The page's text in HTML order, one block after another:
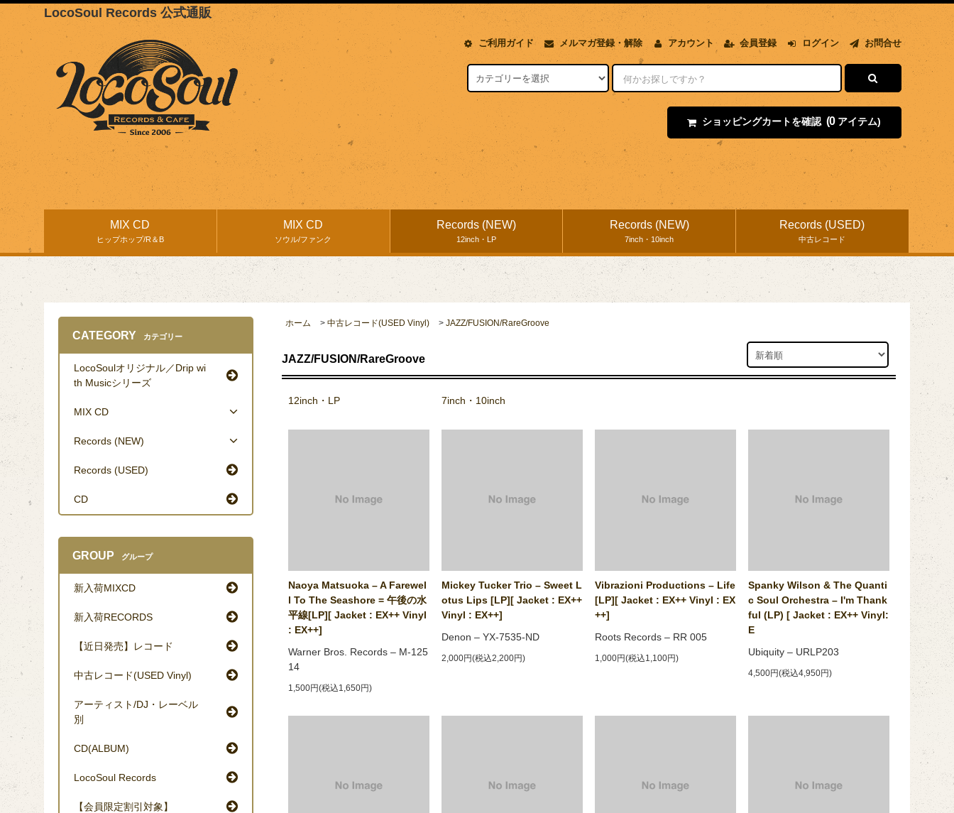
LocoSoul Records 公式通販
ご利用ガイド メルマガ登録・解除 アカウント 会員登録 ログイン お問合せ
ショッピングカートを確認 (0 アイテム)
MIX CD
ヒップホップ/R＆B
MIX CD
ソウル/ファンク
Records (NEW)
12inch・LP
Records (NEW)
7inch・10inch
Records (USED)
中古レコード
ホーム > 中古レコード(USED Vinyl) > JAZZ/FUSION/RareGroove
JAZZ/FUSION/RareGroove
12inch・LP 7inch・10inch
Naoya Matsuoka ‎– A Farewel
l To The Seashore = 午後の水
平線[LP][ Jacket : EX++ Vinyl
: EX++]
Warner Bros. Records ‎– M-125
14
1,500円(税込1,650円)
Mickey Tucker Trio ‎– Sweet L
otus Lips [LP][ Jacket : EX++
Vinyl : EX++]
Denon ‎– YX-7535-ND
2,000円(税込2,200円)
Vibrazioni Productions ‎– Life
[LP][ Jacket : EX++ Vinyl : EX
++]
Roots Records ‎– RR 005
1,000円(税込1,100円)
Spanky Wilson & The Quanti
c Soul Orchestra ‎– I'm Thank
ful (LP) [ Jacket : EX++ Vinyl:
E
Ubiquity ‎– URLP203
4,500円(税込4,950円)
CATEGORY カテゴリー
LocoSoulオリジナル／Drip wi
th Musicシリーズ
MIX CD
Records (NEW)
Records (USED)
CD
GROUP グループ
新入荷MIXCD
新入荷RECORDS
【近日発売】レコード
中古レコード(USED Vinyl)
アーティスト/DJ・レーベル
別
CD(ALBUM)
LocoSoul Records
【会員限定割引対象】